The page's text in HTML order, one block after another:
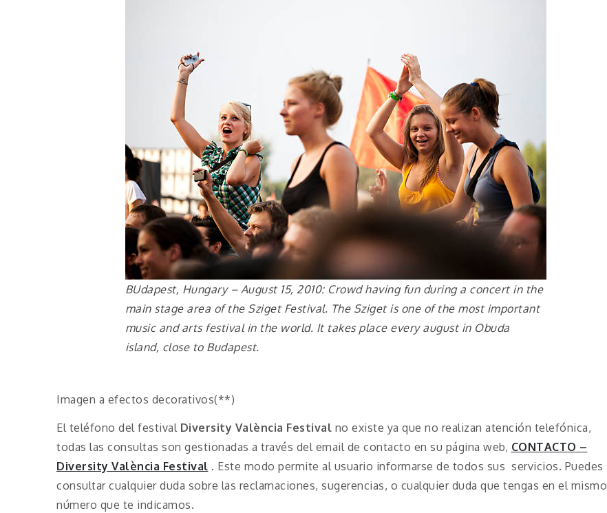
BUdapest, Hungary – August 15, 2010: Crowd having fun during a concert in the
main stage area of the Sziget Festival. The Sziget is one of the most important
music and arts festival in the world. It takes place every august in Obuda
island, close to Budapest.
Imagen a efectos decorativos(**)
El teléfono del festival Diversity València Festival no existe ya que no realizan atención telefónica,
todas las consultas son gestionadas a través del email de contacto en su página web, CONTACTO –
Diversity València Festival . Este modo permite al usuario informarse de todos sus servicios. Puedes
consultar cualquier duda sobre las reclamaciones, sugerencias, o cualquier duda que tengas en el mismo
número que te indicamos.